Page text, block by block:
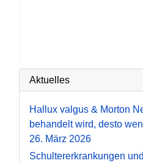
Aktuelles
Hallux valgus & Morton
behandelt wird, desto
26. März 2026
Schultererkrankungen